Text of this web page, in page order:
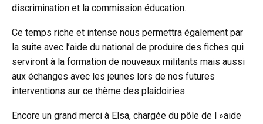
discrimination et la commission éducation.
Ce temps riche et intense nous permettra également par
la suite avec l’aide du national de produire des fiches qui
serviront à la formation de nouveaux militants mais aussi
aux échanges avec les jeunes lors de nos futures
interventions sur ce thème des plaidoiries.
Encore un grand merci à Elsa, chargée du pôle de l »aide